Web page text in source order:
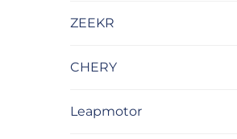
ZEEKR
CHERY
Leapmotor